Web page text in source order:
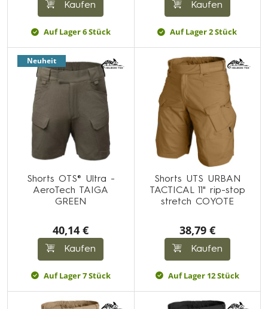
Kaufen
Auf Lager 6 Stück
Kaufen
Auf Lager 2 Stück
Neuheit
Shorts OTS® Ultra -
AeroTech TAIGA
GREEN
40,14 €
Kaufen
Auf Lager 7 Stück
Shorts UTS URBAN
TACTICAL 11" rip-stop
stretch COYOTE
38,79 €
Kaufen
Auf Lager 12 Stück